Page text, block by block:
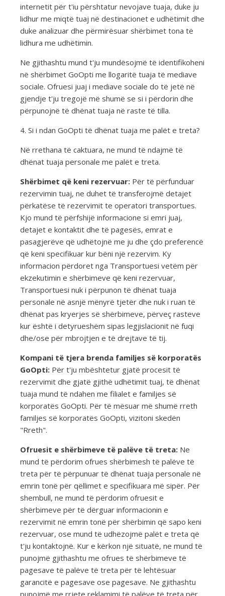
internetit për t'iu përshtatur nevojave tuaja, duke ju
lidhur me miqtë tuaj në destinacionet e udhëtimit dhe
duke analizuar dhe përmirësuar shërbimet tona të
lidhura me udhëtimin.
Ne gjithashtu mund t'ju mundësojmë të identifikoheni
në shërbimet GoOpti me llogaritë tuaja të mediave
sociale. Ofruesi juaj i mediave sociale do të jetë në
gjendje t'ju tregojë më shumë se si i përdorin dhe
përpunojnë të dhënat tuaja në raste të tilla.
4. Si i ndan GoOpti të dhënat tuaja me palët e treta?
Në rrethana të caktuara, ne mund të ndajmë të
dhënat tuaja personale me palët e treta.
Shërbimet që keni rezervuar:Për të përfunduar
rezervimin tuaj, ne duhet të transferojmë detajet
përkatëse të rezervimit te operatori transportues.
Kjo mund të përfshijë informacione si emri juaj,
detajet e kontaktit dhe të pagesës, emrat e
pasagjerëve që udhëtojnë me ju dhe çdo preferencë
që keni specifikuar kur bëni një rezervim. Ky
informacion përdoret nga Transportuesi vetëm për
ekzekutimin e shërbimeve që keni rezervuar,
Transportuesi nuk i përpunon të dhënat tuaja
personale në asnjë mënyrë tjetër dhe nuk i ruan të
dhënat pas kryerjes së shërbimeve, përveç rasteve
kur është i detyrueshëm sipas legjislacionit në fuqi
dhe/ose për mbrojtjen e të drejtave të tij.
Kompani të tjera brenda familjes së korporatës
GoOpti:Për t'ju mbështetur gjatë procesit të
rezervimit dhe gjatë gjithë udhëtimit tuaj, të dhënat
tuaja mund të ndahen me filialet e familjes së
korporatës GoOpti. Për të mësuar më shumë rreth
familjes së korporatës GoOpti, vizitoni skedën
"Rreth".
Ofruesit e shërbimeve të palëve të treta:Ne
mund të përdorim ofrues shërbimesh të palëve të
treta për të përpunuar të dhënat tuaja personale në
emrin tonë për qëllimet e specifikuara më sipër. Për
shembull, ne mund të përdorim ofruesit e
shërbimeve për të dërguar informacionin e
rezervimit në emrin tonë për shërbimin që sapo keni
rezervuar, ose mund të udhëzojmë palët e treta që
t'ju kontaktojnë. Kur e kërkon një situatë, ne mund të
punojmë gjithashtu me ofrues të shërbimeve të
pagesave të palëve të treta për të lehtësuar
garancitë e pagesave ose pagesave. Ne gjithashtu
punojmë me rrjete reklamimi të palëve të treta për